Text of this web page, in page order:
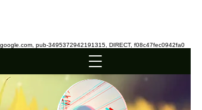
google.com, pub-3495372942191315, DIRECT, f08c47fec0942fa0